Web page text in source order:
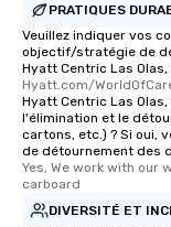
PRATIQUES
Veuillez indiquer vos
objectif/stratégie de
Hyatt Centric Las
Hyatt.com/
Hyatt Centric Las
l'élimination et le
cartons, etc.) ? Si oui,
de détournement des
Yes, We work with our
carboard
DIVERSITÉ ET